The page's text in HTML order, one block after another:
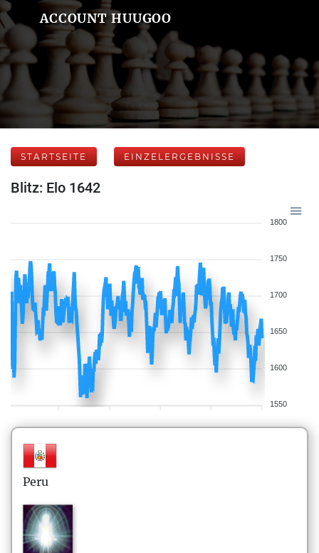
ACCOUNT HUUGOO
STARTSEITE EINZELERGEBNISSE
Blitz: Elo 1642
1800
1750
1700
1650
1600
1550
Peru